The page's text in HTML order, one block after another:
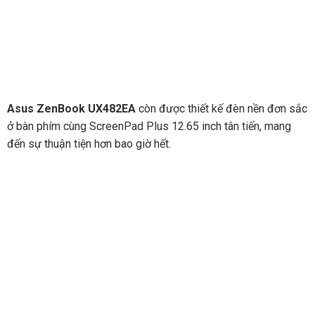
Asus ZenBook UX482EAcòn được thiết kế đèn nền đơn sắc
ở bàn phím cùng ScreenPad Plus 12.65 inch tân tiến, mang
đến sự thuận tiện hơn bao giờ hết.